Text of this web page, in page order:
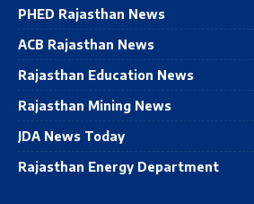
PHED Rajasthan News
ACB Rajasthan News
Rajasthan Education News
Rajasthan Mining News
JDA News Today
Rajasthan Energy Department